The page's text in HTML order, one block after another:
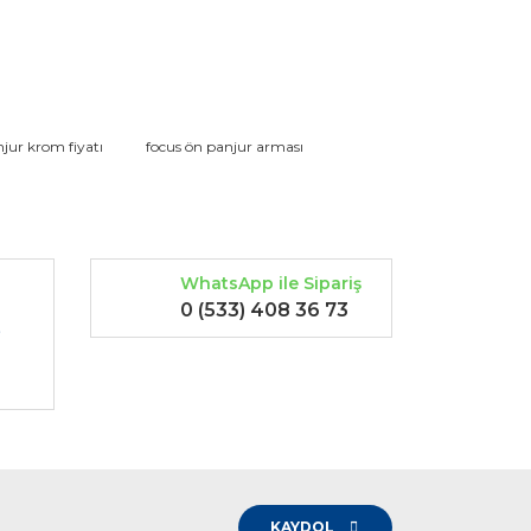
tarafımıza iletebilirsiniz.
krom fiyatı
focus ön panjur arması
WhatsApp ile Sipariş
0 (533) 408 36 73
KAYDOL